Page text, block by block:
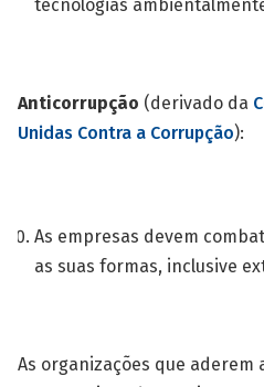
tecnologias
Anticorrupção (derivado da
Unidas Contra a Corrupção):
As empresas devem
as suas formas, inclusive
As organizações que aderem